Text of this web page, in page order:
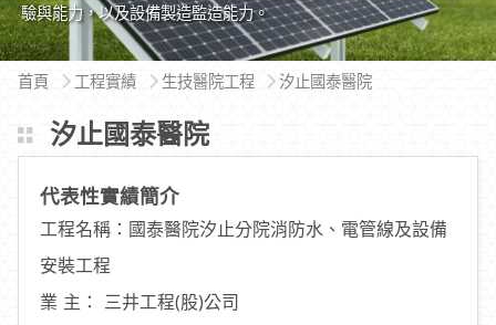
驗與能力，以及設備製造監造能力。
首頁 工程實績 生技醫院工程 汐止國泰醫院
汐止國泰醫院
代表性實績簡介
工程名稱：國泰醫院汐止分院消防水、電管線及設備
安裝工程
業 主： 三井工程(股)公司